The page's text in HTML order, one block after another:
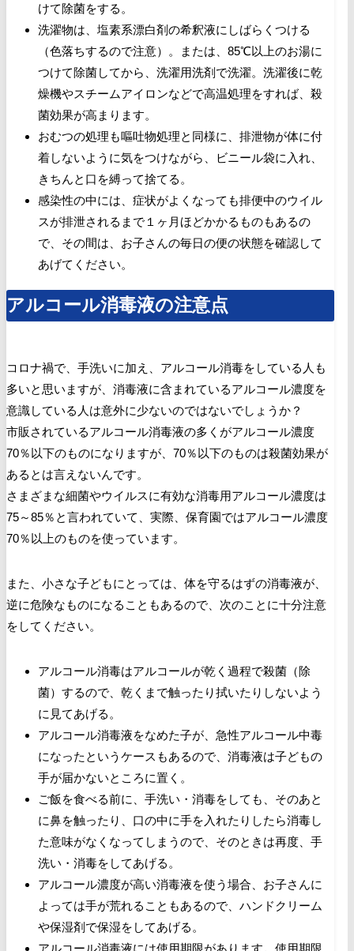
けて除菌をする。
洗濯物は、塩素系漂白剤の希釈液にしばらくつける
（色落ちするので注意）。または、85℃以上のお湯に
つけて除菌してから、洗濯用洗剤で洗濯。洗濯後に乾
燥機やスチームアイロンなどで高温処理をすれば、殺
菌効果が高まります。
おむつの処理も嘔吐物処理と同様に、排泄物が体に付
着しないように気をつけながら、ビニール袋に入れ、
きちんと口を縛って捨てる。
感染性の中には、症状がよくなっても排便中のウイル
スが排泄されるまで１ヶ月ほどかかるものもあるの
で、その間は、お子さんの毎日の便の状態を確認して
あげてください。
アルコール消毒液の注意点
コロナ禍で、手洗いに加え、アルコール消毒をしている人も
多いと思いますが、消毒液に含まれているアルコール濃度を
意識している人は意外に少ないのではないでしょうか？
市販されているアルコール消毒液の多くがアルコール濃度
70％以下のものになりますが、70％以下のものは殺菌効果が
あるとは言えないんです。
さまざまな細菌やウイルスに有効な消毒用アルコール濃度は
75～85％と言われていて、実際、保育園ではアルコール濃度
70％以上のものを使っています。
また、小さな子どもにとっては、体を守るはずの消毒液が、
逆に危険なものになることもあるので、次のことに十分注意
をしてください。
アルコール消毒はアルコールが乾く過程で殺菌（除
菌）するので、乾くまで触ったり拭いたりしないよう
に見てあげる。
アルコール消毒液をなめた子が、急性アルコール中毒
になったというケースもあるので、消毒液は子どもの
手が届かないところに置く。
ご飯を食べる前に、手洗い・消毒をしても、そのあと
に鼻を触ったり、口の中に手を入れたりしたら消毒し
た意味がなくなってしまうので、そのときは再度、手
洗い・消毒をしてあげる。
アルコール濃度が高い消毒液を使う場合、お子さんに
よっては手が荒れることもあるので、ハンドクリーム
や保湿剤で保湿をしてあげる。